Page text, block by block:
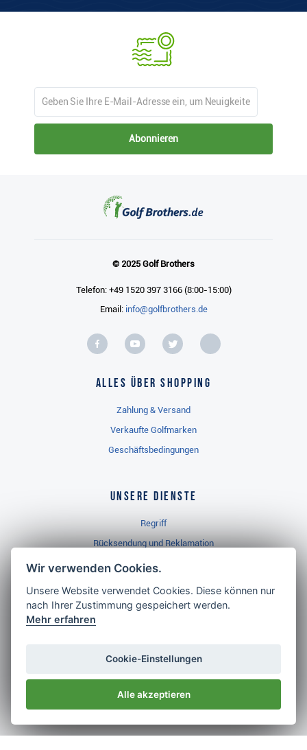
Abonnieren
Telefon: +49 1520 397 3166 (8:00-15:00)
Alles über Shopping
Verkaufte Golfmarken
Unsere Dienste
Rücksendung und Reklamation
Golf Brothers.de
Kontakt
Neuheiten
Video
Impressum
Wir verwenden Cookies.
Unsere Website verwendet Cookies. Diese können nur
nach Ihrer Zustimmung gespeichert werden.
Mehr erfahren
Cookie-Einstellungen
Alle akzeptieren